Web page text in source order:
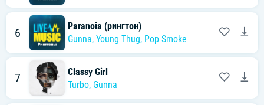
6
Paranoia (рингтон)
Gunna, Young Thug, Pop Smoke
7
Classy Girl
Turbo, Gunna